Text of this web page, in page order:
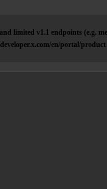
limited v1.1 endpoints (e.g.
en/portal/product